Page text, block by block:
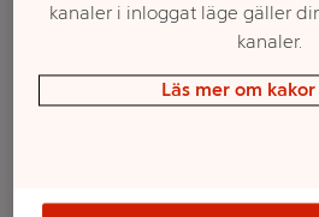
Välj butik och
kanaler i inloggat läge gäller
kanaler.
Läs mer om